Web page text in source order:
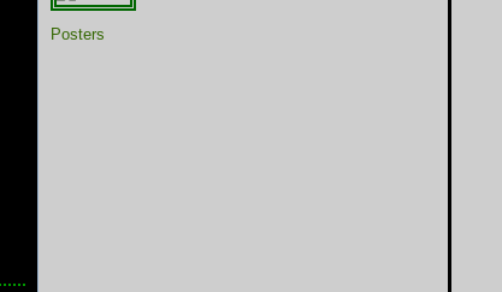
Posters